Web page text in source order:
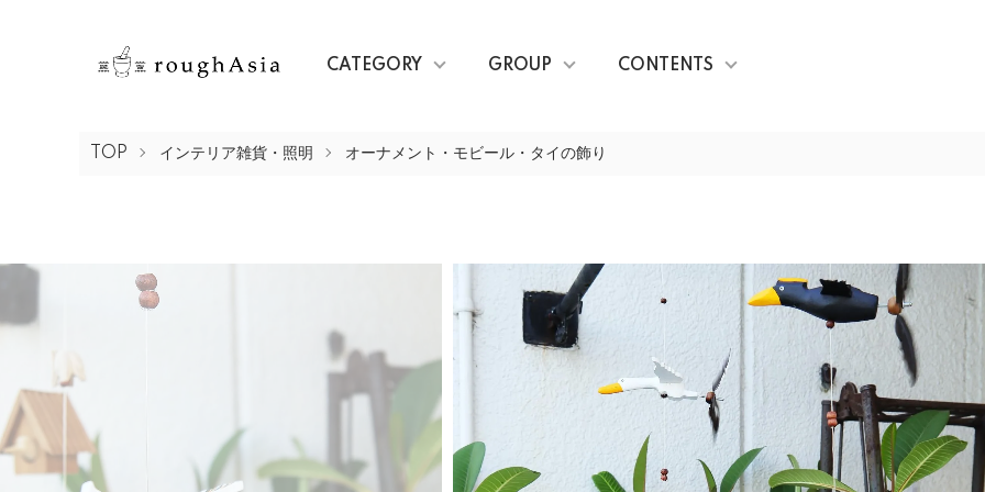
CATEGORY GROUP CONTENTS
TOP インテリア雑貨・照明 オーナメント・モビール・タイの飾り